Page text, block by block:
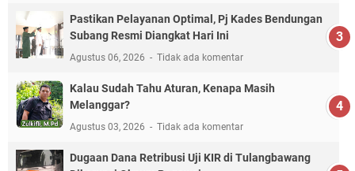
Pastikan Pelayanan Optimal, Pj Kades Bendungan
Subang Resmi Diangkat Hari Ini
Agustus 06, 2026 Tidak ada komentar
Kalau Sudah Tahu Aturan, Kenapa Masih
Melanggar?
Agustus 03, 2026 Tidak ada komentar
Dugaan Dana Retribusi Uji KIR di Tulangbawang